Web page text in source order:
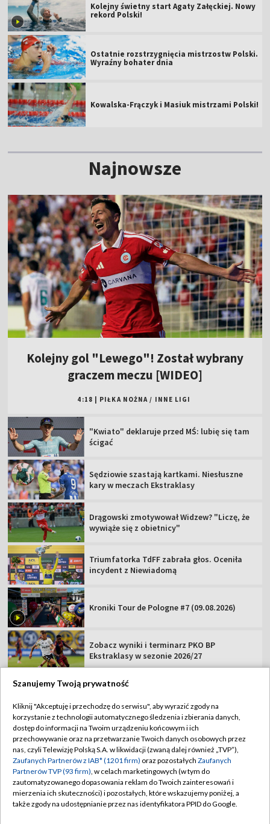
Kolejny świetny start Agaty Załęckiej. Nowy
rekord Polski!
Ostatnie rozstrzygnięcia mistrzostw Polski.
Wyraźny bohater dnia
Kowalska-Frączyk i Masiuk mistrzami Polski!
Najnowsze
Kolejny gol "Lewego"! Został wybrany
graczem meczu [WIDEO]
4:18 PIŁKA NOŻNA / INNE LIGI
"Kwiato" deklaruje przed MŚ: lubię się tam
ścigać
Sędziowie szastają kartkami. Niesłuszne
kary w meczach Ekstraklasy
Drągowski zmotywował Widzew? "Liczę, że
wywiąże się z obietnicy"
Triumfatorka TdFF zabrała głos. Oceniła
incydent z Niewiadomą
Kroniki Tour de Pologne #7 (09.08.2026)
Zobacz wyniki i terminarz PKO BP
Ekstraklasy w sezonie 2026/27
TVP
Abonament TVP
Sklep TVP
Biuro Reklamy
Oferta Handlowa
Regulamin TVP
Polityka prywatności
Moje zgody
Biuro reklamy
Szanujemy Twoją prywatność
Kliknij "Akceptuję i przechodzę do serwisu", aby wyrazić zgody na
korzystanie z technologii automatycznego śledzenia i zbierania danych,
dostęp do informacji na Twoim urządzeniu końcowym i ich
przechowywanie oraz na przetwarzanie Twoich danych osobowych przez
nas, czyli Telewizję Polską S.A. w likwidacji (zwaną dalej również „TVP”),
Zaufanych Partnerów z IAB* (1201 firm) oraz pozostałych Zaufanych
Partnerów TVP (93 firm), w celach marketingowych (w tym do
zautomatyzowanego dopasowania reklam do Twoich zainteresowań i
mierzenia ich skuteczności) i pozostałych, które wskazujemy poniżej, a
także zgody na udostępnianie przez nas identyfikatora PPID do Google.